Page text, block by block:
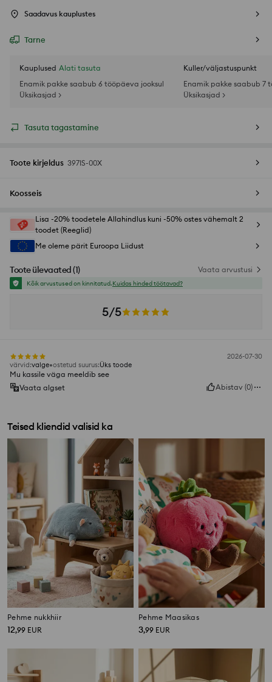
Saadavus kauplustes
Tarne
Kauplused Alati tasuta
Enamik pakke saabub 6 tööpäeva jooksul
Üksikasjad >
Kuller/väljastuspunkt
Enamik pakke saabub 7
Üksikasjad >
Tasuta tagastamine
Toote kirjeldus 397IS-00X
Koosseis
Lisa -20% toodetele Allahindlus kuni -50% ostes vähemalt 2
toodet (Reeglid)
Me oleme pärit Euroopa Liidust
Toote ülevaated (1) Vaata arvustusi
Kõik arvustused on kinnitatud.Kuidas hinded töötavad?
5/5
2026-07-30
värvid:valge ostetud suurus:Üks toode
Mu kassile väga meeldib see
Vaata algset
Abistav (0)
Teised kliendid valisid ka
Pehme nukkhiir
12,99 EUR
Pehme Maasikas
3,99 EUR